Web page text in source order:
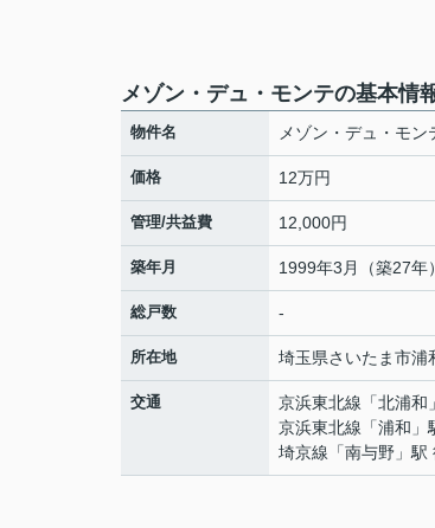
メゾン・デュ・モンテの基本情
物件名 メゾン・デュ・モン
価格 12万円
管理/共益費 12,000円
築年月 1999年3月（築27年）
総戸数 -
所在地 埼玉県さいたま市浦
交通 京浜東北線 「北浦和
京浜東北線 「浦和
埼京線 「南与野 」